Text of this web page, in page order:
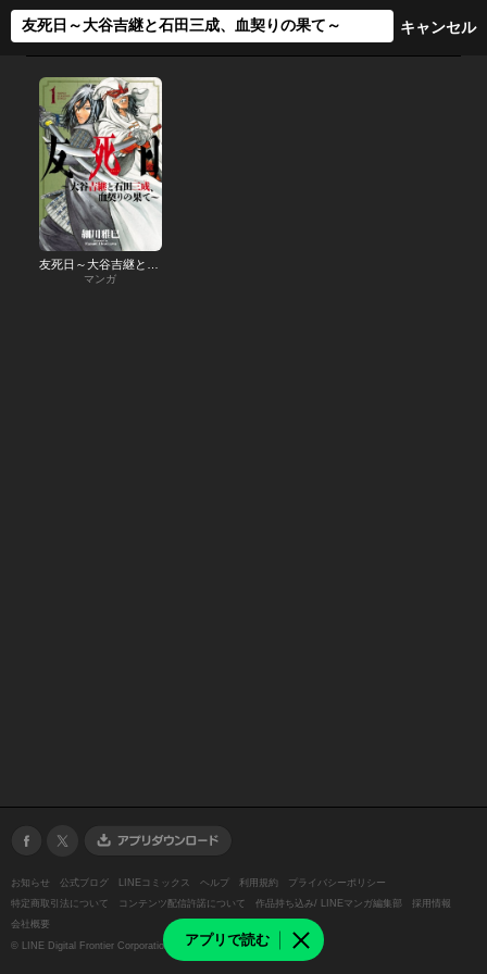
アプリで読む
マンガ
お知らせ 公式ブログ LINEコミックス ヘルプ 利用規約
プライバシーポリシー
特定商取引法について
コンテンツ配信許諾について 作品持ち込み/ LINEマンガ編集部
採用情報
会社概要
© LINE Digital Frontier Corporation